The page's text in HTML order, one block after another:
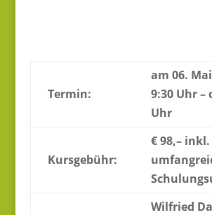
Termin:
am 06.
9:30 Uhr –
Uhr
Kursgebühr:
€ 98,– inkl.
Wilfried